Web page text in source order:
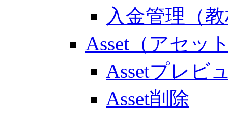
入金管理（
Asset（アセッ
Assetプレビ
Asset削除